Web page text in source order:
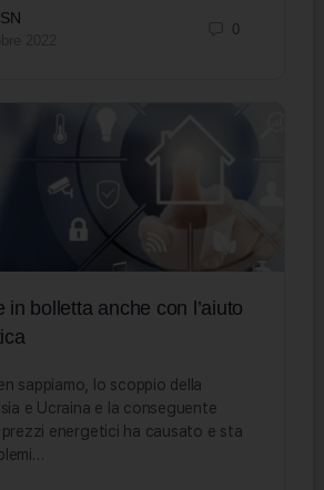
0
in bolletta anche con l’aiuto
sappiamo, lo scoppio della
e Ucraina e la conseguente
prezzi energetici ha causato e sta